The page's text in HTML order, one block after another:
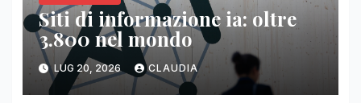
Siti di informazione ia: oltre
3.800 nel mondo
LUG 20, 2026 CLAUDIA